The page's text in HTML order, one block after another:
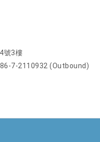
號3樓
7-2110932 (Outbound)